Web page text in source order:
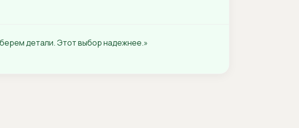
детали. Этот выбор надежнее.»